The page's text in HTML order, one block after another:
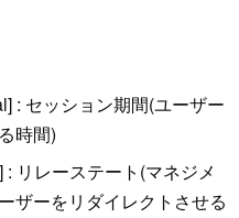
: セッション期間(ユーザー
時間)
: リレーステート(マネジメ
ザーをリダイレクトさせる